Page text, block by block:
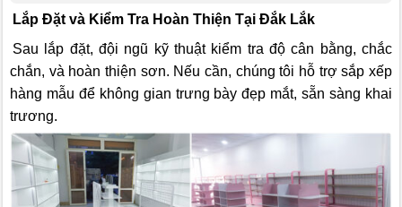
Lắp Đặt và Kiểm Tra Hoàn Thiện Tại Đắk Lắk
Sau lắp đặt, đội ngũ kỹ thuật kiểm tra độ cân bằng, chắc
chắn, và hoàn thiện sơn. Nếu cần, chúng tôi hỗ trợ sắp xếp
hàng mẫu để không gian trưng bày đẹp mắt, sẵn sàng khai
trương.